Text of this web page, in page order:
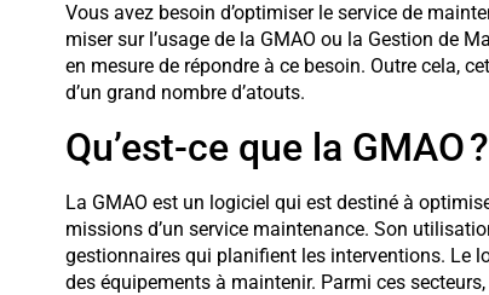
Vous avez besoin d’optimiser le service de
miser sur l’usage de la GMAO ou la Gestion de
en mesure de répondre à ce besoin. Outre cela,
d’un grand nombre d’atouts.
Qu’est-ce que la GMAO ?
La GMAO est un logiciel qui est destiné à
missions d’un service maintenance. Son
gestionnaires qui planifient les interventions. Le
des équipements à maintenir. Parmi ces